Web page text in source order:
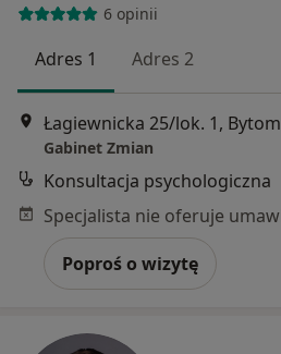
6 opinii
Adres 1 Adres 2
Łagiewnicka 25/lok. 1, Bytom
Gabinet Zmian
Konsultacja psychologiczna
Poproś o wizytę